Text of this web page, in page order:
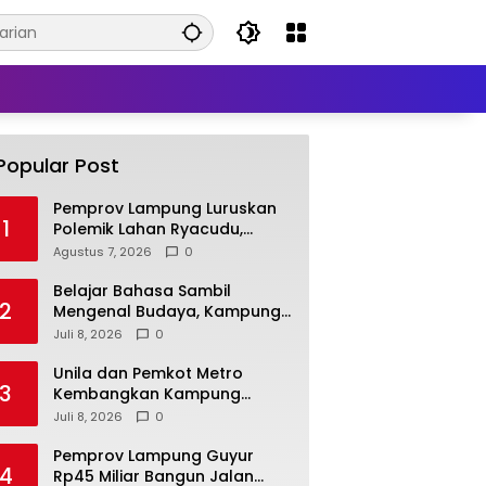
Post
1
Pemprov Lampung Luruskan
Polemik Lahan Ryacudu,
Tegaskan Tanah yang
Provinsi
Agustus 7, 2026 0
2
Belajar Bahasa Sambil
Mengenal Budaya, Kampung
Prancis Metro Diminati
Juli 8, 2026 0
3
Unila dan Pemkot Metro
Kembangkan Kampung
Prancis, Perkuat SDM
Juli 8, 2026 0
4
Pemprov Lampung Guyur
Rp45 Miliar Bangun Jalan